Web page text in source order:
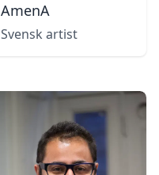
AmenA
Svensk artist